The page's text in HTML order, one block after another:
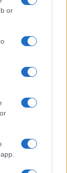
or
cocina un arte
en el